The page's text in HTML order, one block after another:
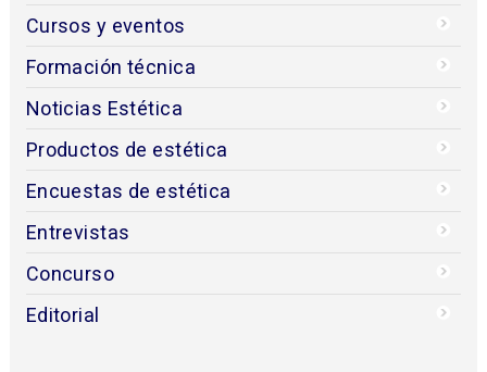
Cursos y eventos
Formación técnica
Noticias Estética
Productos de estética
Encuestas de estética
Entrevistas
Concurso
Editorial